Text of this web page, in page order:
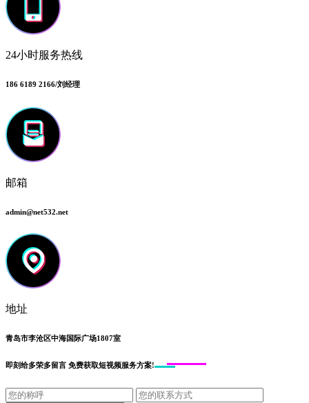
24小时服务热线
186 6189 2166/刘经理
邮箱
admin@net532.net
地址
青岛市李沧区中海国际广场1807室
即刻给多荣多留言 免费获取短视频服务方案!